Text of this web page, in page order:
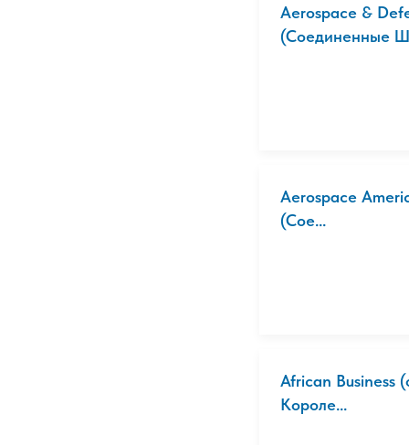
Aerospace &
(Соединенные
Aerospace
(Сое...
African Business
Короле...